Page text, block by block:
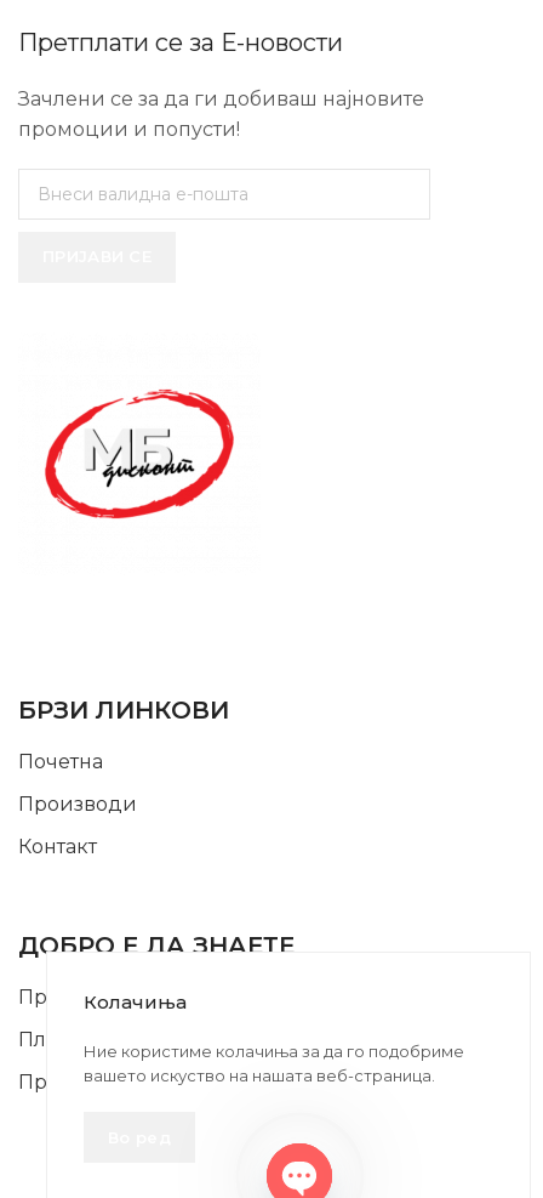
Претплати се за Е-новости
Зачлени се за да ги добиваш најновите
промоции и попусти!
БРЗИ ЛИНКОВИ
Почетна
Производи
Контакт
ДОБРО Е ДА ЗНАЕТЕ
Правила и Услови
Плаќање и Поврат на Средства
Профил
Колачиња
Ние користиме колачиња за да го подобриме
вашето искуство на нашата веб-страница.